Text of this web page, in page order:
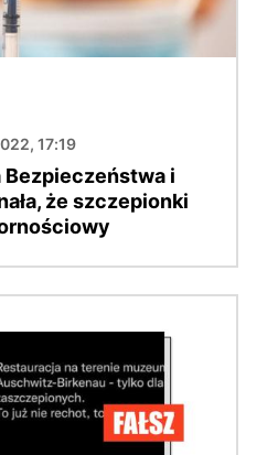
17:19
i
że szczepionki